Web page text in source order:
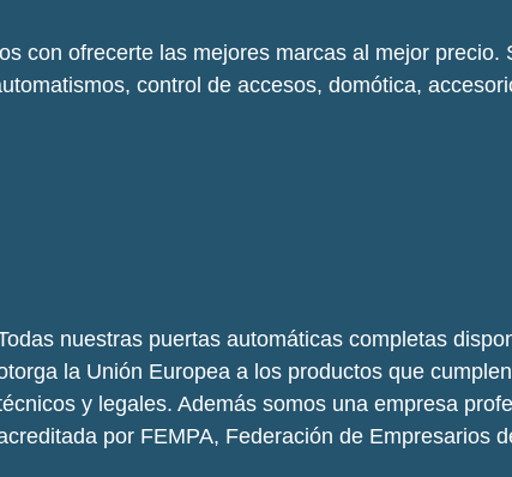
con ofrecerte las mejores marcas al mejor precio.
control de accesos, domótica,
nuestras puertas automáticas completas
la Unión Europea a los productos que
y legales. Además somos una empresa
por FEMPA, Federación de Empresarios